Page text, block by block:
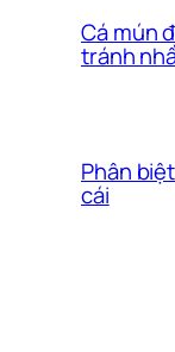
Cá mún
tránh
Phân
cái